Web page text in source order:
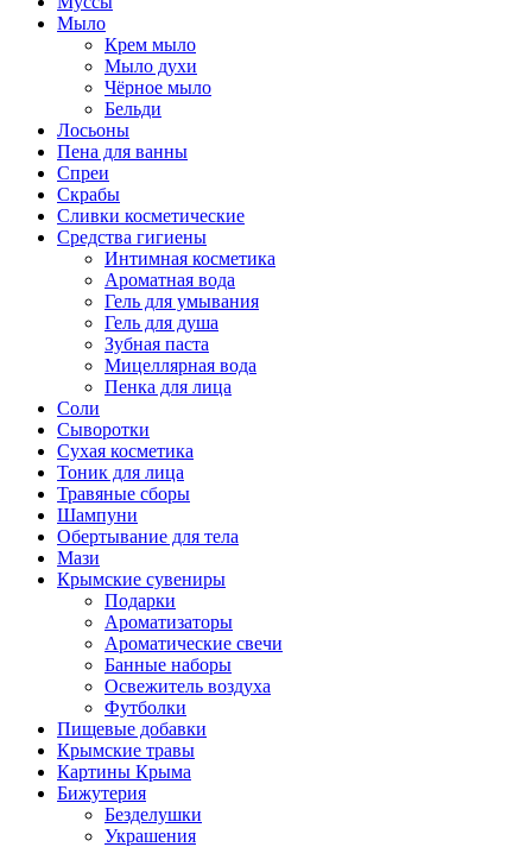
Мыло
Крем мыло
Мыло духи
Чёрное мыло
Бельди
Лосьоны
Пена для ванны
Спреи
Скрабы
Сливки косметические
Средства гигиены
Интимная косметика
Ароматная вода
Гель для умывания
Гель для душа
Зубная паста
Мицеллярная вода
Пенка для лица
Соли
Сыворотки
Сухая косметика
Тоник для лица
Травяные сборы
Шампуни
Обертывание для тела
Мази
Крымские сувениры
Подарки
Ароматизаторы
Ароматические свечи
Банные наборы
Освежитель воздуха
Футболки
Пищевые добавки
Крымские травы
Картины Крыма
Бижутерия
Безделушки
Украшения